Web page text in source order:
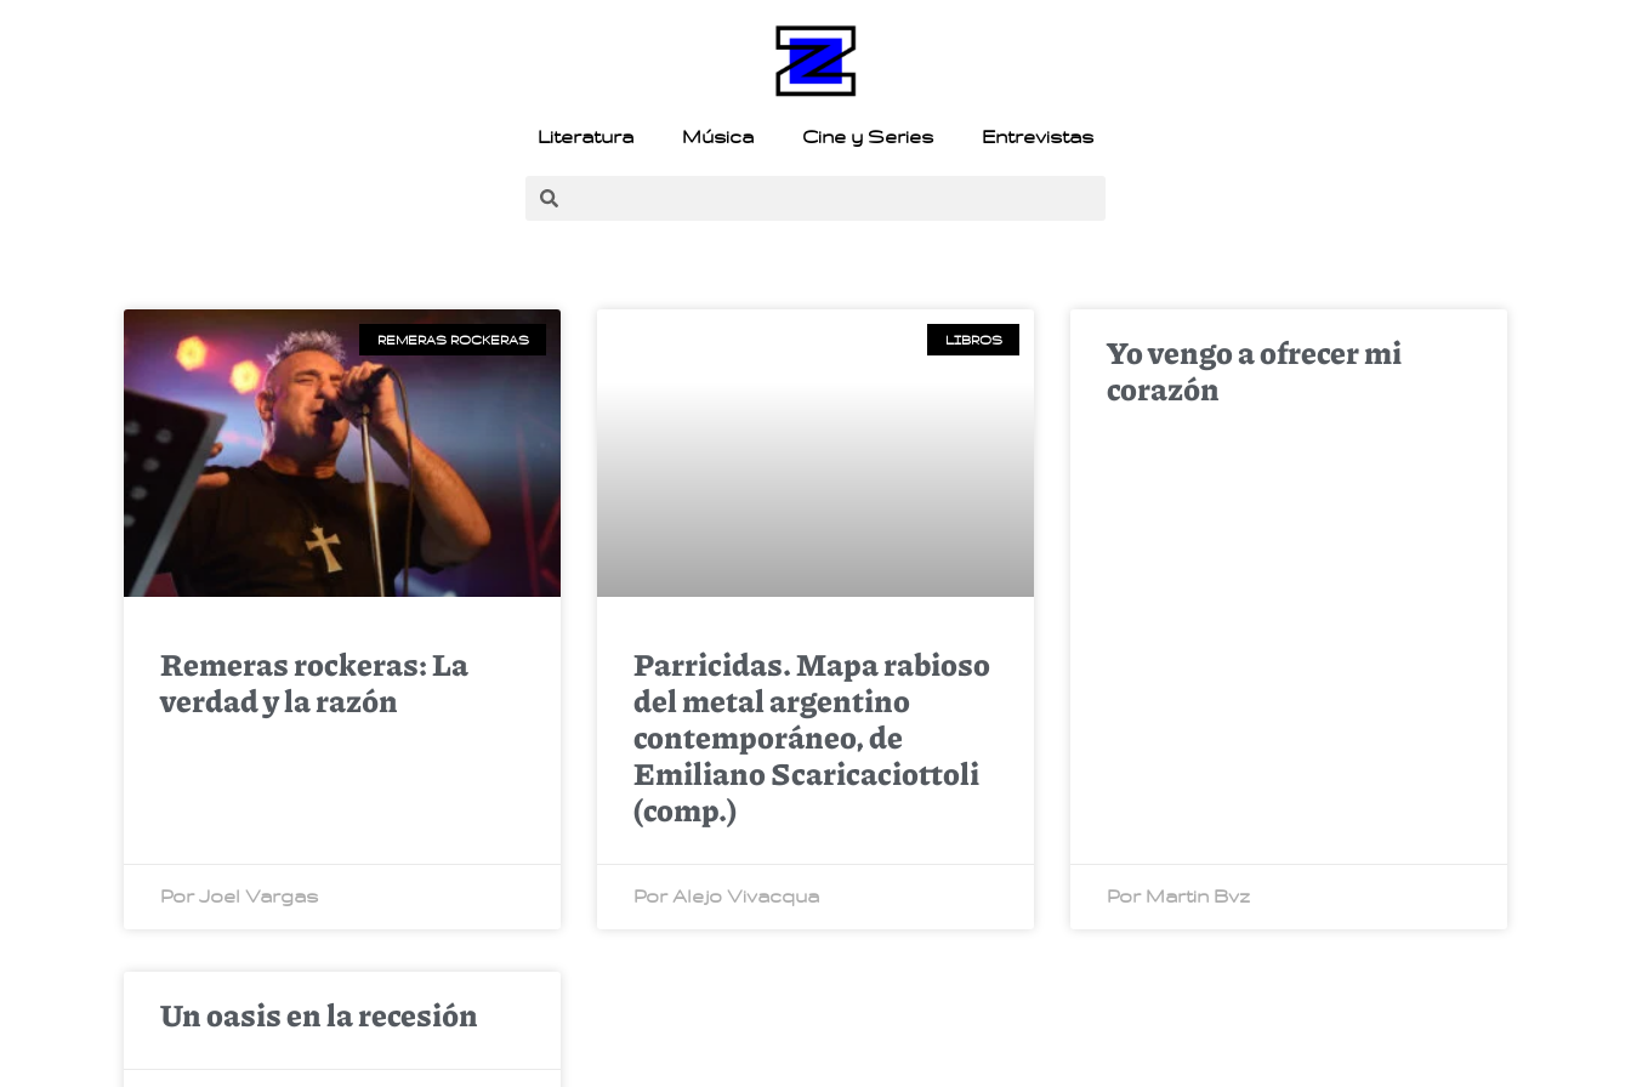
Literatura Música Cine y Series Entrevistas
REMERAS ROCKERAS
Remeras rockeras: La
verdad y la razón
Por Joel Vargas
LIBROS
Parricidas. Mapa rabioso
del metal argentino
contemporáneo, de
Emiliano Scaricaciottoli
(comp.)
Por Alejo Vivacqua
Yo vengo a ofrecer mi
corazón
Por Martin Bvz
Un oasis en la recesión